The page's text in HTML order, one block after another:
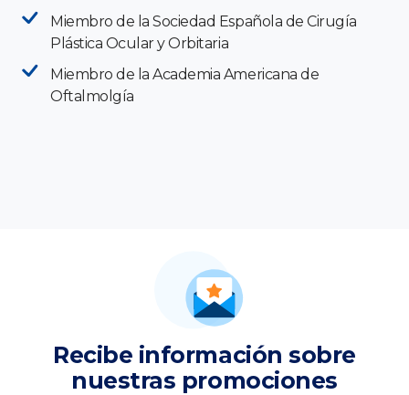
Miembro de la Sociedad Española de Cirugía
Plástica Ocular y Orbitaria
Miembro de la Academia Americana de
Oftalmolgía
Recibe información sobre
nuestras promociones